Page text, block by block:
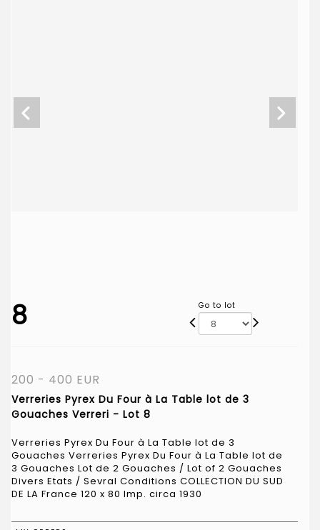
8 Go to lot
200 - 400 EUR
Verreries Pyrex Du Four à La Table lot de 3
Gouaches Verreri - Lot 8
Verreries Pyrex Du Four à La Table lot de 3
Gouaches Verreries Pyrex Du Four à La Table lot de
3 Gouaches Lot de 2 Gouaches / Lot of 2 Gouaches
Divers Etats / Sevral Conditions COLLECTION DU SUD
DE LA France 120 x 80 Imp. circa 1930